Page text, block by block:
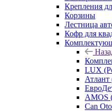
Крепления
Корзины
Лестница
Кофр для
LUX
Атлант
AMOS
Can